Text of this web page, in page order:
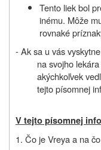
Tento liek bol
inému. Môže
rovnaké
- Ak sa u vás
na svojho
akýchkoľvek
tejto písomnej
V tejto písomnej
1. Čo jeVreyaa na